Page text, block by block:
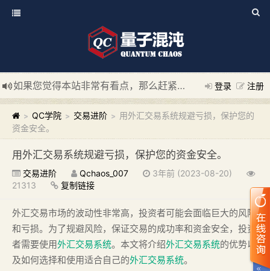
登录 注册
如果您觉得本站非常有看点，那么赶紧使用Ctrl+D 收藏我们吧
新添加量子混沌系统板块，欢迎大家访问！
---“量子混沌系
> QC学院 > 交易进阶 > 用外汇交易系统规避亏损，保护您的
资金安全。
用外汇交易系统规避亏损，保护您的资金安全。
交易进阶 Qchaos_007
3年前 (2023-08-20)
21313
复制链接
外汇交易市场的波动性非常高，投资者可能会面临巨大的风险
和亏损。为了规避风险，保证交易的成功率和资金安全，投资
者需要使用外汇交易系统。本文将介绍外汇交易系统的优势以
及如何选择和使用适合自己的外汇交易系统。